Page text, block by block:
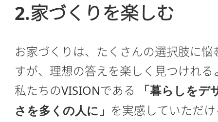
2.家づくりを楽しむ
お家づくりは、たくさんの選択肢に
すが、理想の答えを楽しく見つけれる
私たちのVISIONである
「暮らしをデ
さを多くの人に」 を実感していただ